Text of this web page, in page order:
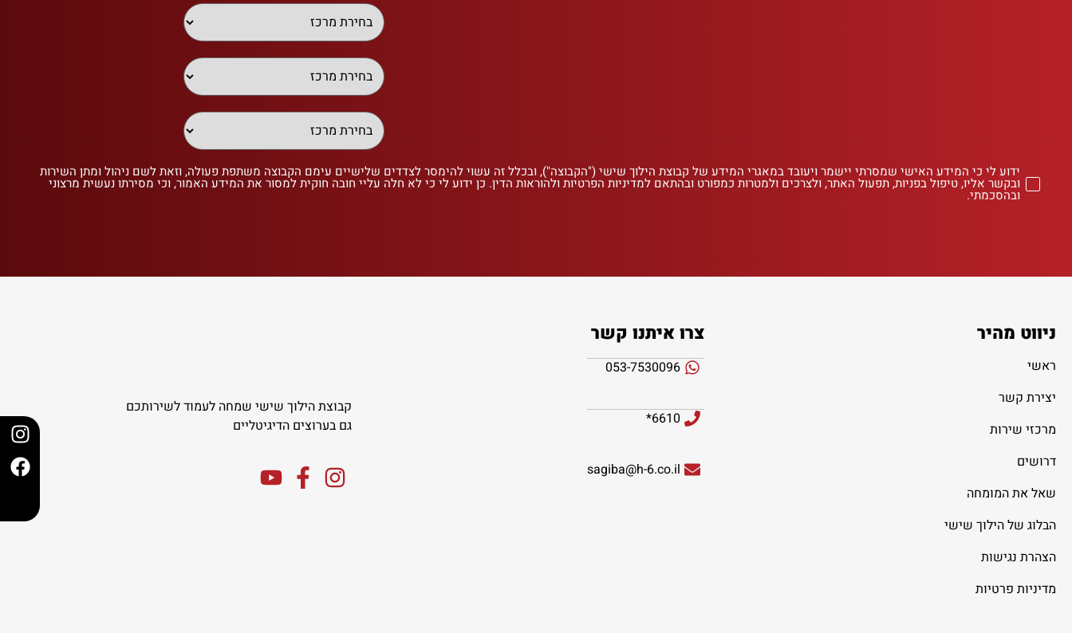
ידוע לי כי המידע האישי שמסרתי יישמר ויעובד במאגרי המידע של קבוצת הילוך שישי ("הקבוצה"), ובכלל זה עשוי להימסר לצדדים שלישיים עימם הקבוצה משתפת פעולה, וזאת לשם ניהול ומתן השירות
ובקשר אליו, טיפול בפניות, תפעול האתר, ולצרכים ולמטרות כמפורט ובהתאם למדיניות הפרטיות ולהוראות הדין. כן ידוע לי כי לא חלה עליי חובה חוקית למסור את המידע האמור, וכי מסירתו נעשית מרצוני
ובהסכמתי.
ניווט מהיר
ראשי
יצירת קשר
מרכזי שירות
דרושים
שאל את המומחה
הבלוג של הילוך שישי
הצהרת נגישות
מדיניות פרטיות
צרו איתנו קשר
053-7530096
6610*
sagiba@h-6.co.il
קבוצת הילוך שישי שמחה לעמוד לשירותכם
גם בערוצים הדיגיטליים